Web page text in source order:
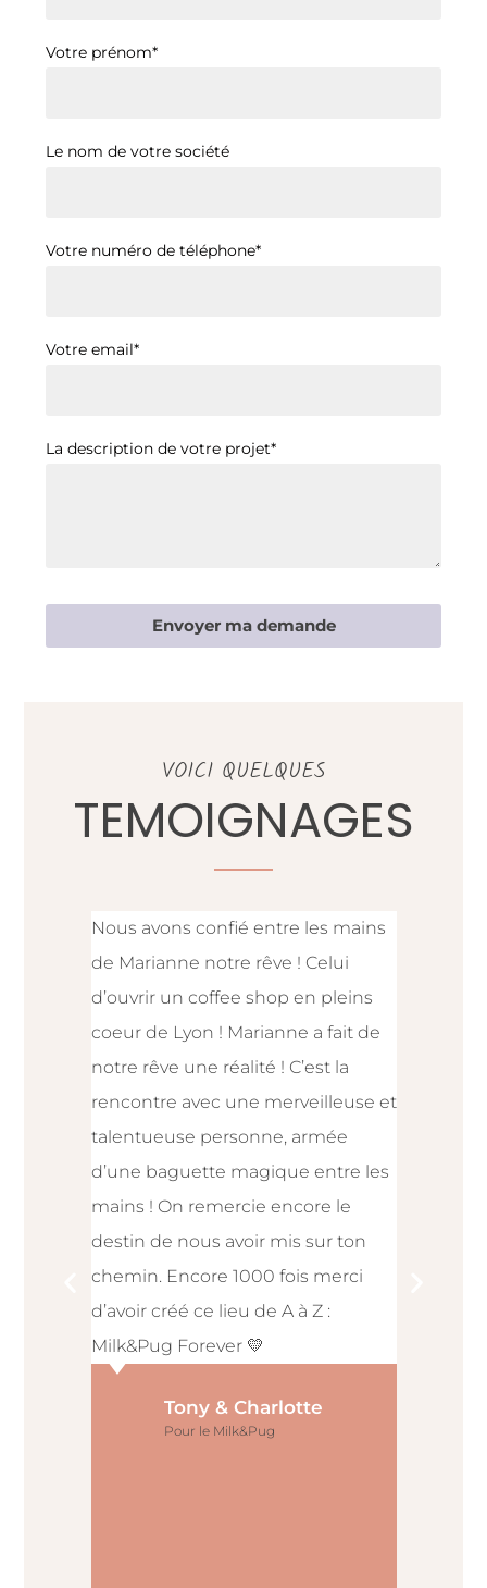
Votre prénom*
Le nom de votre société
Votre numéro de téléphone*
Votre email*
La description de votre projet*
Envoyer ma demande
VOICI QUELQUES
TEMOIGNAGES
Nous avons confié entre les mains
de Marianne notre rêve ! Celui
d’ouvrir un coffee shop en pleins
coeur de Lyon ! Marianne a fait de
notre rêve une réalité ! C’est la
rencontre avec une merveilleuse et
talentueuse personne, armée
d’une baguette magique entre les
mains ! On remercie encore le
destin de nous avoir mis sur ton
chemin. Encore 1000 fois merci
d’avoir créé ce lieu de A à Z :
Milk&Pug Forever 💛
Tony & Charlotte
Pour le Milk&Pug